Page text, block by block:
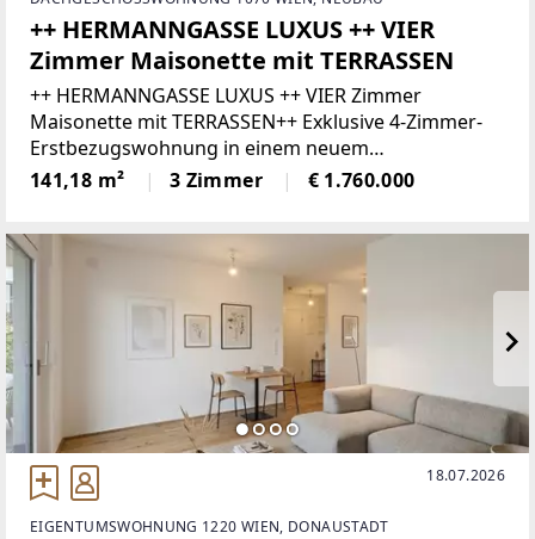
++ HERMANNGASSE LUXUS ++ VIER
Zimmer Maisonette mit TERRASSEN
++ HERMANNGASSE LUXUS ++ VIER Zimmer
Maisonette mit TERRASSEN++ Exklusive 4-Zimmer-
Erstbezugswohnung in einem neuem
Dachgeschossausbau in der HERMANNGASSE in
1070 Wien ++In einer ruhigen Seitengasse des
141,18 m² 3 Zimmer € 1.760.000
18.07.2026
EIGENTUMSWOHNUNG 1220 WIEN, DONAUSTADT